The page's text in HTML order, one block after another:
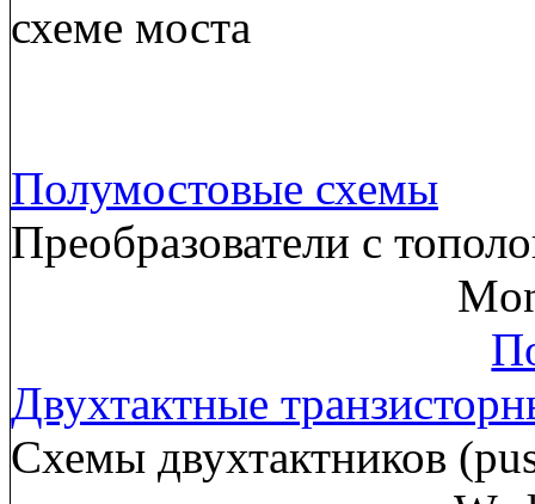
схеме моста
Полумостовые схемы
Преобразователи с
Двухтактные
Схемы двухтактников